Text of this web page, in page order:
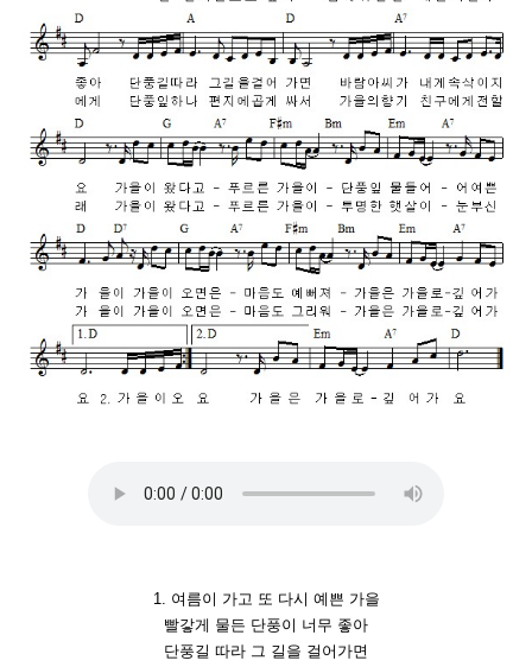
1. 여름이 가고 또 다시 예쁜 가을
빨갛게 물든 단풍이 너무 좋아
단풍길 따라 그 길을 걸어가면